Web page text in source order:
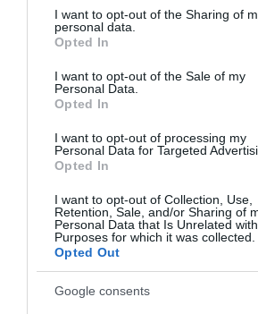
not limited to your visit or usage
grant or deny consent to Google and its
use your data for below specified
consent section.
I want to opt-out of the Sharing of
personal data.
Opted In
I want to opt-out of the Sale of my
Personal Data.
Opted In
I want to opt-out of processing my
Personal Data for Targeted
Opted In
I want to opt-out of Collection, Use,
Retention, Sale, and/or Sharing of
Personal Data that Is Unrelated
Purposes for which it was collected.
Opted Out
Google consents
HETI BÖLCSESSÉG
sújtott gyerek." Jean-Michel
KÖZÖSSÉGÜNK TÉGED